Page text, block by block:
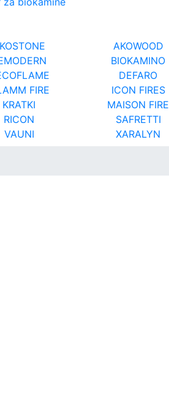
AKOWOOD
BIOKAMINO
DEFARO
FIRE ICON FIRES
KRATKI MAISON FIRE
RICON SAFRETTI
VAUNI XARALYN